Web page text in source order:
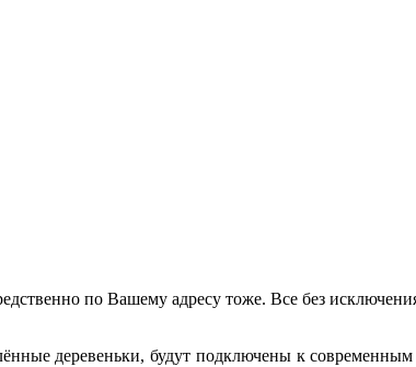
по Вашему адресу тоже. Все без
деревеньки, будут подключены к